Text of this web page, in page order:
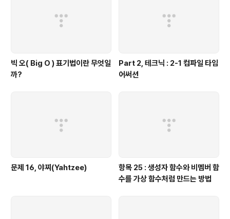
빅 오( Big O ) 표기법이란 무엇일
까?
Part 2, 테크닉 : 2-1 컴파일 타임
어써션
문제 16, 야찌(Yahtzee)
항목 25 : 생성자 함수와 비멤버 함
수를 가상 함수처럼 만드는 방법